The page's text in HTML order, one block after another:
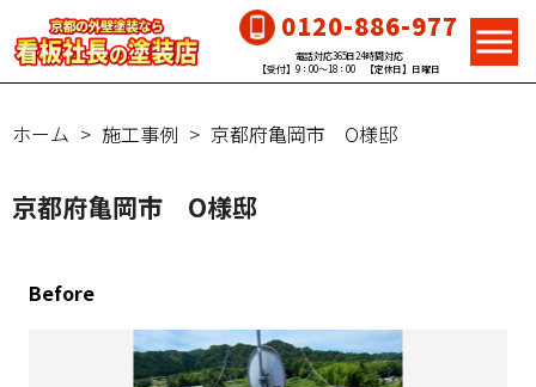
0120-886-977
電話対応365日24時間対応
【受付】9：00～18：00 【定休日】日曜日
ホーム 施工事例 京都府亀岡市 O様邸
京都府亀岡市 O様邸
Before